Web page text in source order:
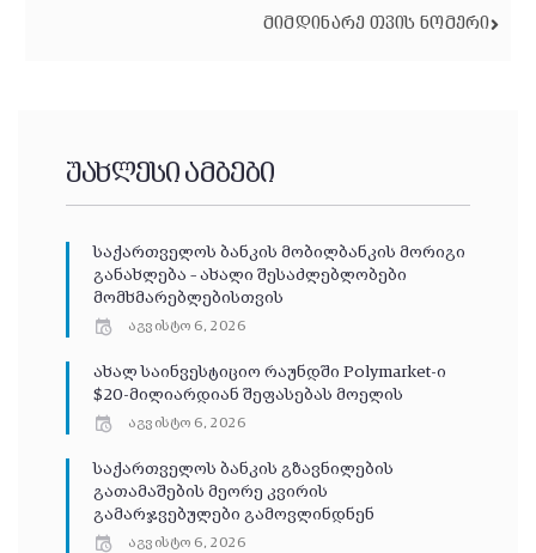
ᲛᲘᲛᲓᲘᲜᲐᲠᲔ ᲗᲕᲘᲡ ᲜᲝᲛᲔᲠᲘ
უახლესი ამბები
საქართველოს ბანკის მობილბანკის მორიგი
განახლება – ახალი შესაძლებლობები
მომხმარებლებისთვის
აგვისტო 6, 2026
ახალ საინვესტიციო რაუნდში Polymarket-ი
$20-მილიარდიან შეფასებას მოელის
აგვისტო 6, 2026
საქართველოს ბანკის გზავნილების
გათამაშების მეორე კვირის
გამარჯვებულები გამოვლინდნენ
აგვისტო 6, 2026